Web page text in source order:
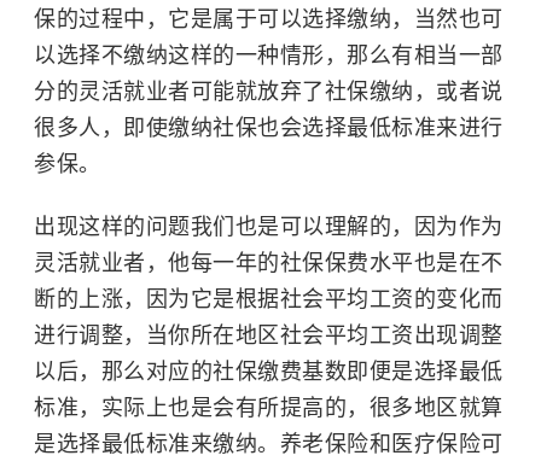
保的过程中，它是属于可以选择缴纳，当然也可
以选择不缴纳这样的一种情形，那么有相当一部
分的灵活就业者可能就放弃了社保缴纳，或者说
很多人，即使缴纳社保也会选择最低标准来进行
参保。
出现这样的问题我们也是可以理解的，因为作为
灵活就业者，他每一年的社保保费水平也是在不
断的上涨，因为它是根据社会平均工资的变化而
进行调整，当你所在地区社会平均工资出现调整
以后，那么对应的社保缴费基数即便是选择最低
标准，实际上也是会有所提高的，很多地区就算
是选择最低标准来缴纳。养老保险和医疗保险可